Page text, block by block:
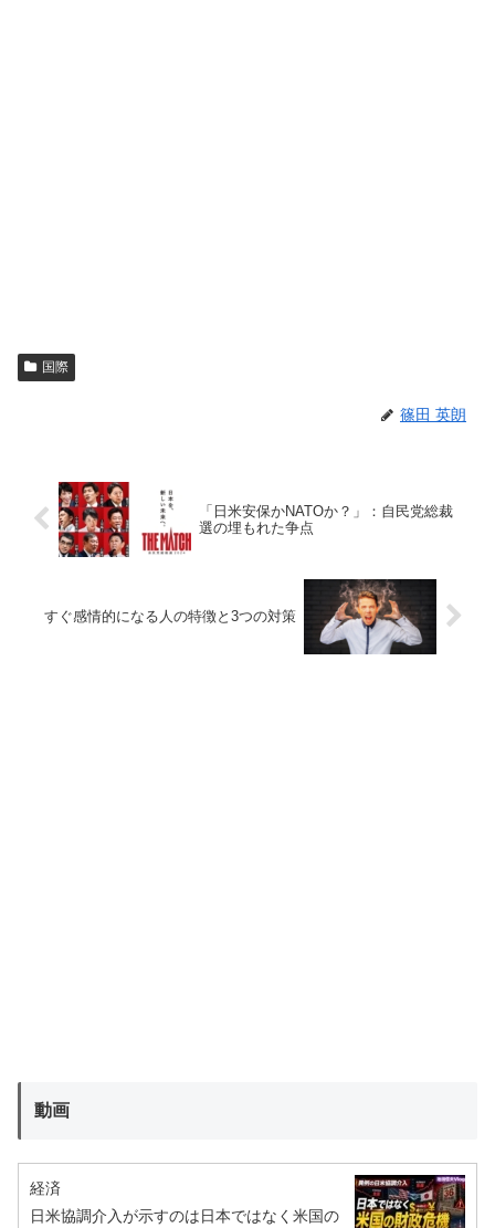
国際
篠田 英朗
「日米安保かNATOか？」：自民党総裁
選の埋もれた争点
すぐ感情的になる人の特徴と3つの対策
動画
経済
日米協調介入が示すのは日本ではなく米国の